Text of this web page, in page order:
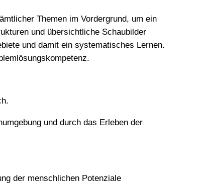
Themen im Vordergrund, um ein
und übersichtliche Schaubilder
und damit ein systematisches Lernen.
und durch das Erleben der
der menschlichen Potenziale